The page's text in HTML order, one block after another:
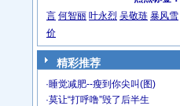
言 何智丽 叶永烈 吴敬琏 暴风雪
价
精彩推荐
·睡觉减肥--瘦到你尖叫(图)
·莫让“打呼噜”毁了后半生